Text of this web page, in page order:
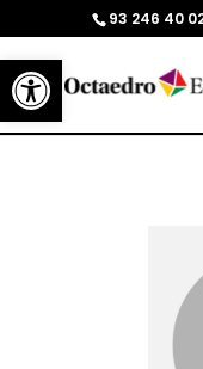
Abrir barra de
93 246 40